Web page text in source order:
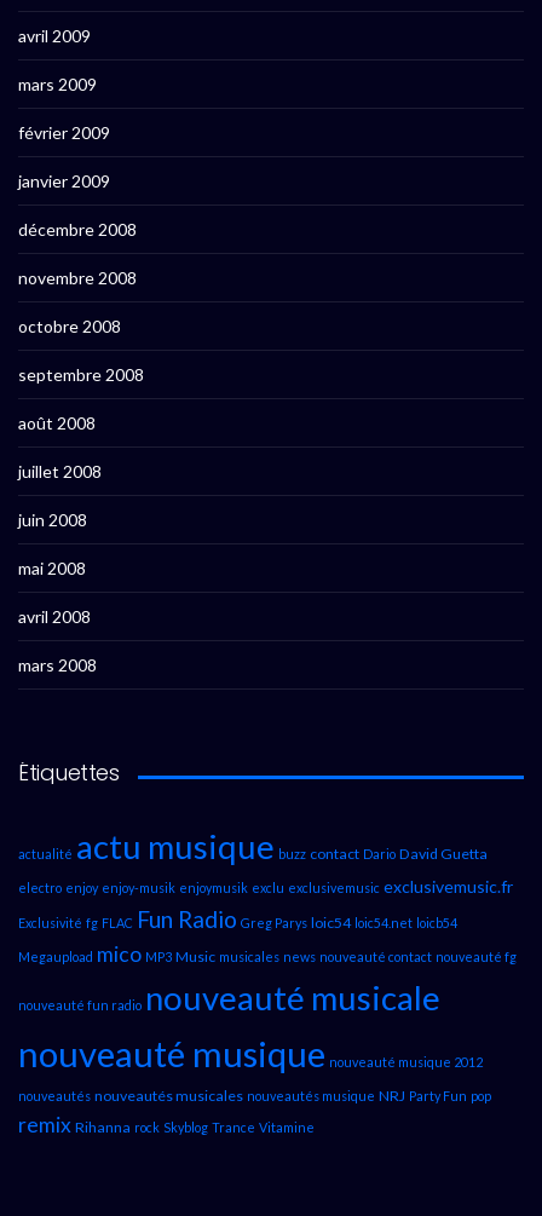
avril 2009
mars 2009
février 2009
janvier 2009
décembre 2008
novembre 2008
octobre 2008
septembre 2008
août 2008
juillet 2008
juin 2008
mai 2008
avril 2008
mars 2008
Étiquettes
actualité actu musique buzz contact Dario David Guetta
electro enjoy enjoy-musik enjoymusik exclu exclusivemusic exclusivemusic.fr
Exclusivité fg FLAC Fun Radio Greg Parys loic54 loic54.net loicb54
Megaupload mico MP3 Music musicales news nouveauté contact nouveauté fg
nouveauté fun radio nouveauté musicale
nouveauté musique nouveauté musique 2012
nouveautés nouveautés musicales nouveautés musique NRJ Party Fun pop
remix Rihanna rock Skyblog Trance Vitamine